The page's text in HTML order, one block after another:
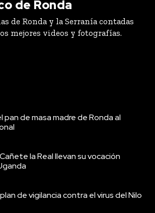
de Ronda
de Ronda y la Serranía contadas
mejores videos y fotografías.
pan de masa madre de Ronda al
la Real llevan su vocación
de vigilancia contra el virus del Nilo